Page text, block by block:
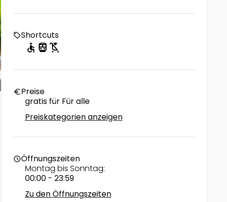
local_offerShortcuts
accessible directions_transit child_friendly
euroPreise
gratis für Für alle
Preiskategorien anzeigen
scheduleÖffnungszeiten
Montag bis Sonntag:
00:00 - 23:59
Zu den Öffnungszeiten